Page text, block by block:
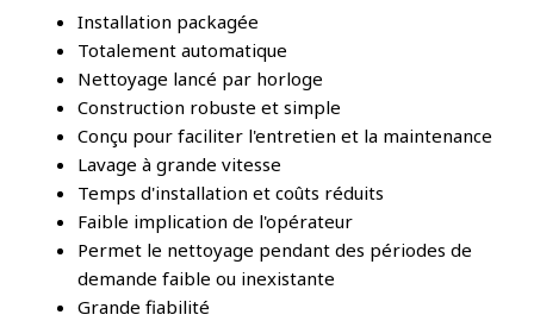
Installation packagée
Totalement automatique
Nettoyage lancé par horloge
Construction robuste et simple
Conçu pour faciliter l'entretien et la maintenance
Lavage à grande vitesse
Temps d'installation et coûts réduits
Faible implication de l'opérateur
Permet le nettoyage pendant des périodes de
demande faible ou inexistante
Grande fiabilité